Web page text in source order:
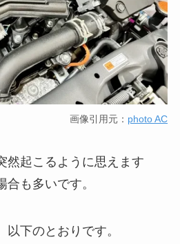
画像引用元： photo AC
然起こるように思えます
も多いです。
下のとおりです。